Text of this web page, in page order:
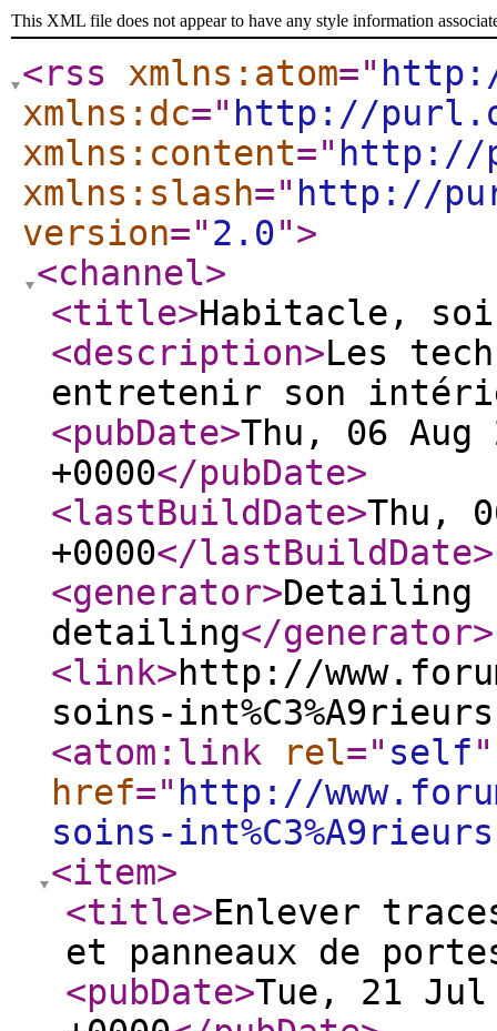
This XML file does not appear to have any style information
<rss xmlns:atom="
xmlns:dc=" http://
xmlns:content=" http://
xmlns:slash=" http://
version="2.0">
<channel>
<title>Habitacle,
<description>Les
entretenir son
<pubDate>Thu, 06 Aug
+0000</pubDate>
<lastBuildDate>Thu,
+0000</lastBuildDate>
<generator>Detailing
detailing</generator>
<link>http://
soins-
<atom:link
rel=" self"
href=" http://
soins-
<item>
<title>Enlever
et panneaux de
<pubDate>Tue, 21 Jul